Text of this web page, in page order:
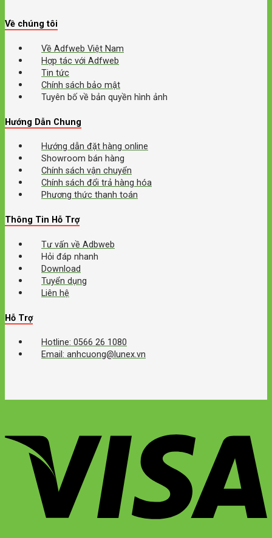
Về chúng tôi
Về Adfweb Việt Nam
Hợp tác với Adfweb
Tin tức
Chính sách bảo mật
Tuyên bố về bản quyền hình ảnh
Hướng Dẫn Chung
Hướng dẫn đặt hàng online
Showroom bán hàng
Chính sách vận chuyển
Chính sách đổi trả hàng hóa
Phương thức thanh toán
Thông Tin Hỗ Trợ
Tư vấn về Adbweb
Hỏi đáp nhanh
Download
Tuyển dụng
Liên hệ
Hỗ Trợ
Hotline: 0566 26 1080
Email: anhcuong@lunex.vn